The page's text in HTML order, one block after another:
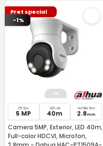
Pret special
-1%
25 fps
5 MP
LED-uri
40m
lentila fixa
2.8mm
Camera 5MP, Exterior, LED 40m,
Full-color HDCVI, Microfon,